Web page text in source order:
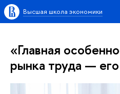
Высшая школа экономики
«Главная
рынка труда —